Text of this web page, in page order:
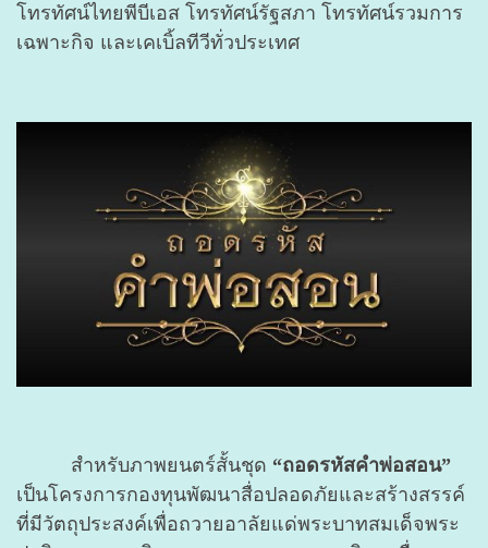
โทรทัศน์ไทยพีบีเอส โทรทัศน์รัฐสภา โทรทัศน์รวมการ
เฉพาะกิจ และเคเบิ้ลทีวีทั่วประเทศ
สำหรับภาพยนตร์สั้นชุด “ถอดรหัสคำพ่อสอน”
เป็นโครงการกองทุนพัฒนาสื่อปลอดภัยและสร้างสรรค์
ที่มีวัตถุประสงค์เพื่อถวายอาลัยแด่พระบาทสมเด็จพระ